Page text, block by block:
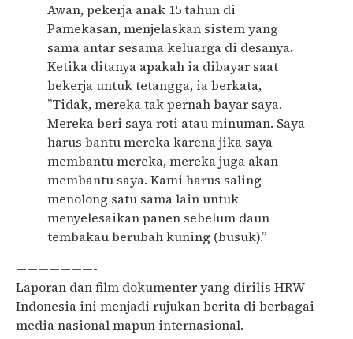
Awan, pekerja anak 15 tahun di
Pamekasan, menjelaskan sistem yang
sama antar sesama keluarga di desanya.
Ketika ditanya apakah ia dibayar saat
bekerja untuk tetangga, ia berkata,
”Tidak, mereka tak pernah bayar saya.
Mereka beri saya roti atau minuman. Saya
harus bantu mereka karena jika saya
membantu mereka, mereka juga akan
membantu saya. Kami harus saling
menolong satu sama lain untuk
menyelesaikan panen sebelum daun
tembakau berubah kuning (busuk).”
———————-
Laporan dan film dokumenter yang dirilis HRW
Indonesia ini menjadi rujukan berita di berbagai
media nasional mapun internasional.